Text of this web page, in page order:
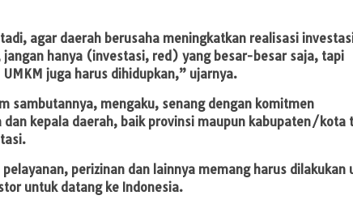
agar daerah berusaha meningkatkan realisasi
jangan hanya (investasi, red) yang besar-besar saja, tapi
juga harus dihidupkan,” ujarnya.
sambutannya, mengaku, senang dengan komitmen
dan kepala daerah, baik provinsi maupun kabupaten/kota
pelayanan, perizinan dan lainnya memang harus dilakukan
untuk datang ke Indonesia.